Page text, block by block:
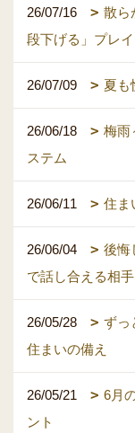
26/07/16
散ら
段下げる」プレ
26/07/09 夏も
26/06/18
梅雨
ステム
26/06/11 住ま
26/06/04
後悔
で話し合える相
26/05/28
ずっ
住まいの備え
26/05/21
6月
ント